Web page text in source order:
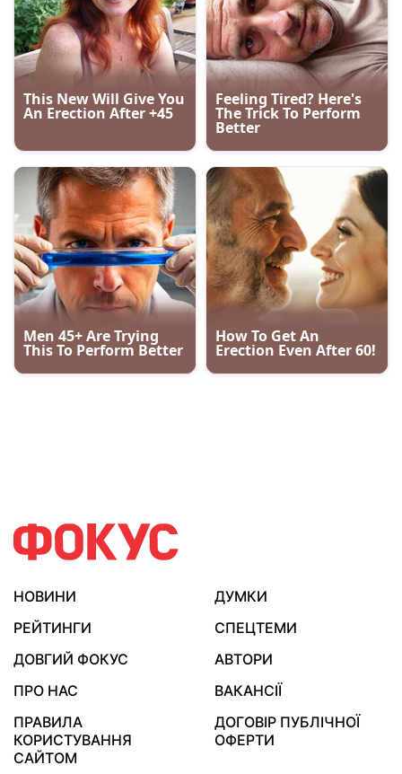
НОВИНИ
ДУМКИ
РЕЙТИНГИ
СПЕЦТЕМИ
ДОВГИЙ ФОКУС
АВТОРИ
ПРО НАС
ВАКАНСІЇ
ПРАВИЛА
КОРИСТУВАННЯ
САЙТОМ
ДОГОВІР ПУБЛІЧНОЇ
ОФЕРТИ